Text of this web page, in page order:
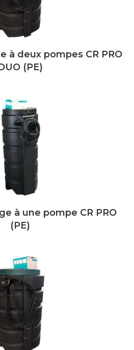
à deux pompes CR PRO
(PE)
à une pompe CR PRO
(PE)